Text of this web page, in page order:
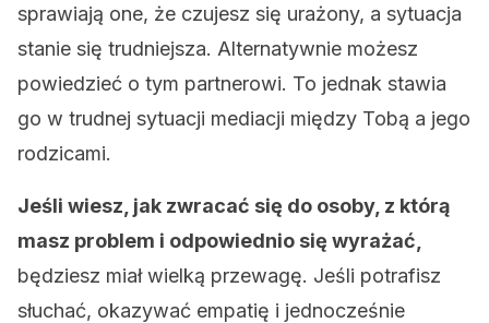
sprawiają one, że czujesz się urażony, a sytuacja
stanie się trudniejsza. Alternatywnie możesz
powiedzieć o tym partnerowi. To jednak stawia
go w trudnej sytuacji mediacji między Tobą a jego
rodzicami.
Jeśli wiesz, jak zwracać się do osoby, z którą
masz problem i odpowiednio się wyrażać,
będziesz miał wielką przewagę. Jeśli potrafisz
słuchać, okazywać empatię i jednocześnie